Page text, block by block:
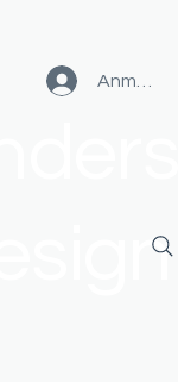
Anmelden